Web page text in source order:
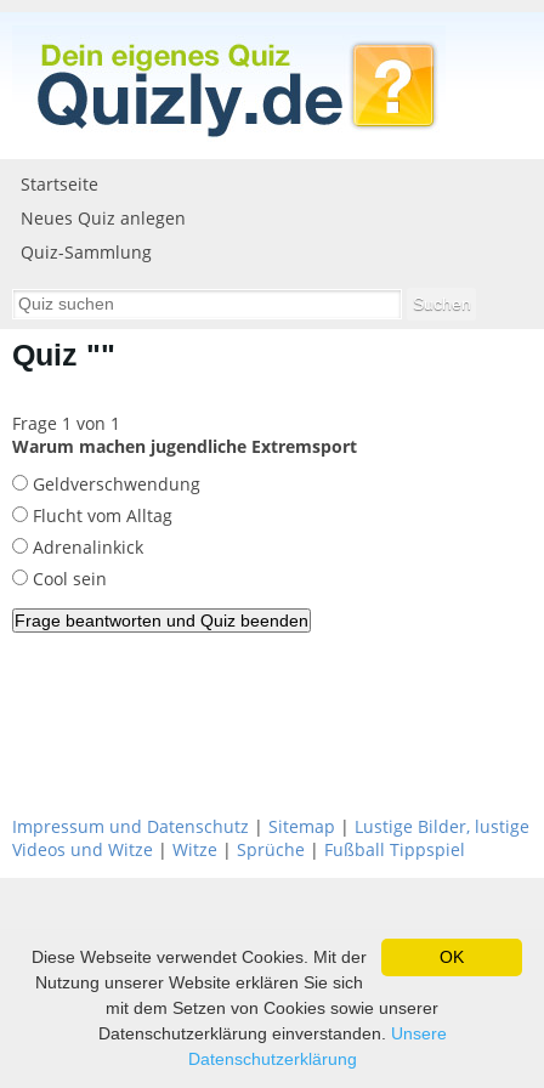
Startseite
Neues Quiz anlegen
Quiz-Sammlung
Quiz ""
Frage 1 von 1
Warum machen jugendliche Extremsport
Geldverschwendung
Flucht vom Alltag
Adrenalinkick
Cool sein
Impressum und Datenschutz | Sitemap | Lustige Bilder, lustige
Videos und Witze | Witze | Sprüche | Fußball Tippspiel
OK
Diese Webseite verwendet Cookies. Mit der
Nutzung unserer Website erklären Sie sich
mit dem Setzen von Cookies sowie unserer
Datenschutzerklärung einverstanden. Unsere
Datenschutzerklärung